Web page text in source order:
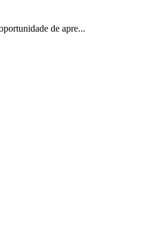
de apre...